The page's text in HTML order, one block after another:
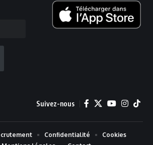
Suivez-nous
Confidentialité
Cookies